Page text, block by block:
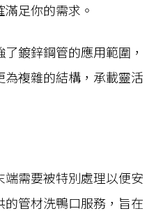
足你的需求。
鍍鋅鋼管的應用範圍，
複雜的結構，承載靈活
需要被特別處理以便安
管材洗鴨口服務，旨在